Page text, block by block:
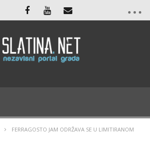
FERRAGOSTO JAM ODRŽAVA SE U LIMITIRANOM